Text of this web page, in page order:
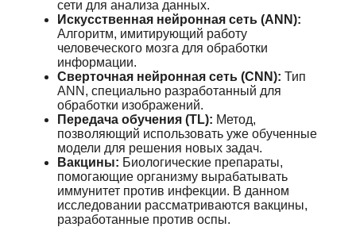
сети для анализа данных.
Искусственная нейронная сеть (ANN):
Алгоритм, имитирующий работу
человеческого мозга для обработки
информации.
Сверточная нейронная сеть (CNN): Тип
ANN, специально разработанный для
обработки изображений.
Передача обучения (TL): Метод,
позволяющий использовать уже обученные
модели для решения новых задач.
Вакцины: Биологические препараты,
помогающие организму вырабатывать
иммунитет против инфекции. В данном
исследовании рассматриваются вакцины,
разработанные против оспы.